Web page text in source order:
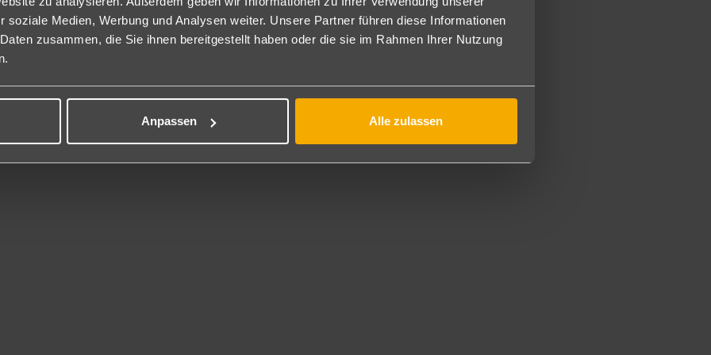
soziale Medien, Werbung und Analysen weiter. Unsere Partner führen diese Informationen
zusammen, die Sie ihnen bereitgestellt haben oder die sie im Rahmen Ihrer Nutzung
Anpassen Alle zulassen
Aufpreis (DMS). DZ=EZ zur Alleinbenutzung (DE/DES/DEA).
Bestehen bei sonst gleicher Ausstattung aus zwei Schlafräumen mit Verbindungstür und einem Bad (DF2).
Meerblick ist gegen Aufpreis buchbar (FS2).
Sparzimmer (Sommer): Sind identisch mit den Doppelzimmern.
Zimmer (Winter): Bei ähnlicher Ausstattung wie die Standardzimmer mit Landblick, maximale Belegung 2 Personen